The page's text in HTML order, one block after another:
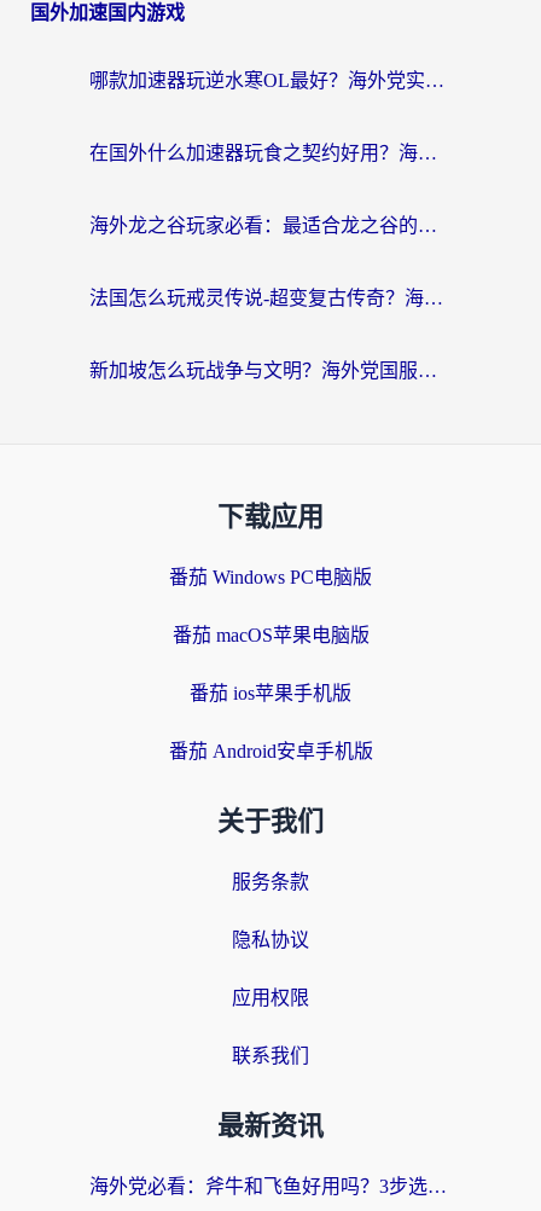
国外加速国内游戏
哪款加速器玩逆水寒OL最好？海外党实测后的终极选择指南
在国外什么加速器玩食之契约好用？海外党亲测有效的国服游戏加速指南
海外龙之谷玩家必看：最适合龙之谷的加速器，解决延迟卡顿还能畅玩幻书启示录和梦幻西游？
法国怎么玩戒灵传说-超变复古传奇？海外玩家国服游戏加速终极指南
新加坡怎么玩战争与文明？海外党国服游戏加速器终极避坑指南
下载应用
番茄 Windows PC电脑版
番茄 macOS苹果电脑版
番茄 ios苹果手机版
番茄 Android安卓手机版
关于我们
服务条款
隐私协议
应用权限
联系我们
最新资讯
海外党必看：斧牛和飞鱼好用吗？3步选对回国加速器，无缝刷剧玩国服